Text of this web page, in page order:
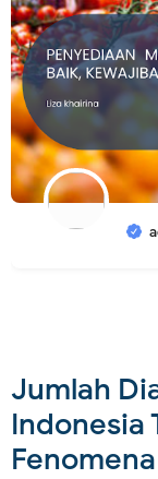
Jumlah
Indonesia